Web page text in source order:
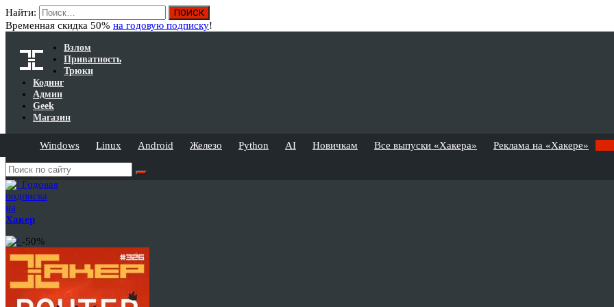
Найти:
Временная скидка 50% на годовую подписку!
Взлом
Приватность
Трюки
Кодинг
Админ
Geek
Магазин
Windows Linux Android Железо Python AI Новичкам Все выпуски «Хакера» Реклама на «Хакере»
Годовая
подписка
на
Хакер
-50%